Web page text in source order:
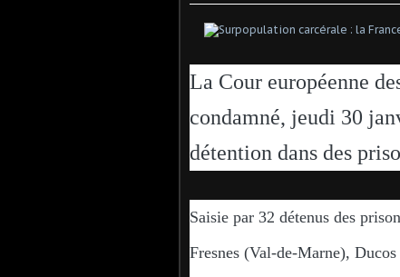
La Cour européenne
condamné, jeudi 30
détention dans des
Saisie par 32 détenus des
Fresnes (Val-de-Marne),